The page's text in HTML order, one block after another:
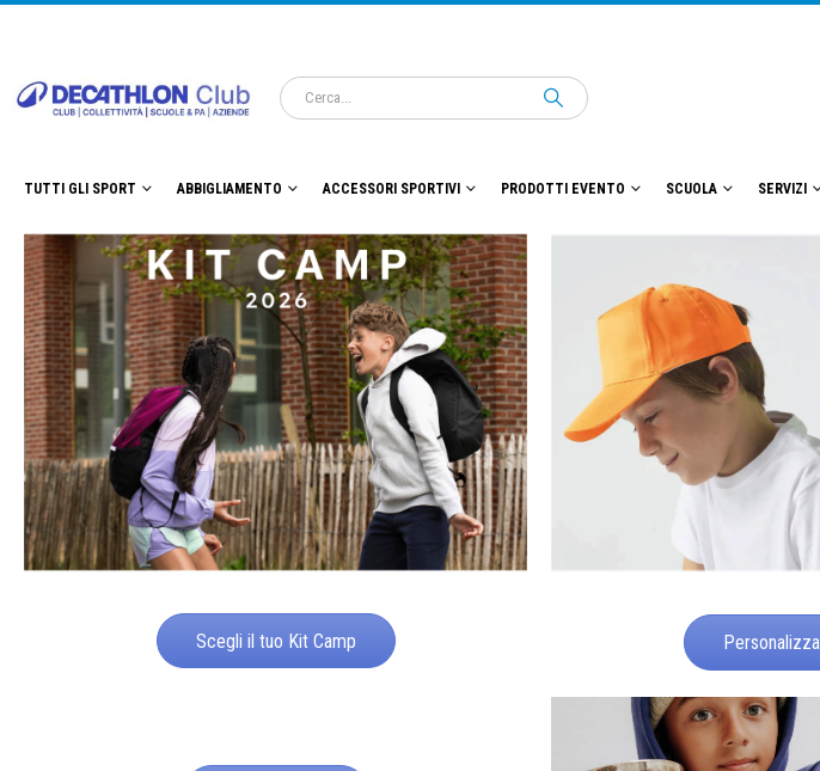
TUTTI GLI SPORT ABBIGLIAMENTO ACCESSORI SPORTIVI PRODOTTI EVENTO SCUOLA SERVIZI
Scegli il tuo Kit Camp